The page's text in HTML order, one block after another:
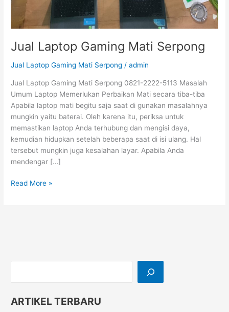
Jual Laptop Gaming Mati Serpong
Jual Laptop Gaming Mati Serpong /admin
Jual Laptop Gaming Mati Serpong 0821-2222-5113 Masalah
Umum Laptop Memerlukan Perbaikan Mati secara tiba-tiba
Apabila laptop mati begitu saja saat di gunakan masalahnya
mungkin yaitu baterai. Oleh karena itu, periksa untuk
memastikan laptop Anda terhubung dan mengisi daya,
kemudian hidupkan setelah beberapa saat di isi ulang. Hal
tersebut mungkin juga kesalahan layar. Apabila Anda
mendengar […]
Read More »
ARTIKEL TERBARU